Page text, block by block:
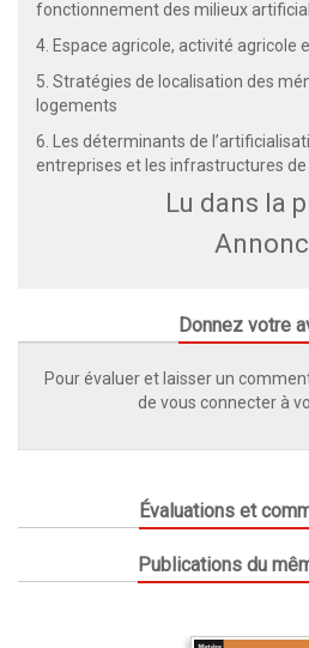
fonctionnement des milieux
4. Espace agricole, activité agricole
5. Stratégies de localisation des
logements
6. Les déterminants de
entreprises et les infrastructures
Lu dans la
Donnez votre
Pour évaluer et laisser un
de vous connecter à
Évaluations et
Publications du